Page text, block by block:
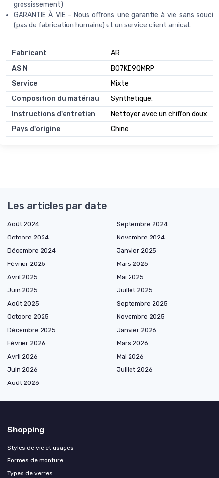
grossissement)
GARANTIE À VIE - Nous offrons une garantie à vie sans souci
(pas de fabrication humaine) et un service client amical.
Fabricant
AR
ASIN
B07KD9QMRP
Service
Mixte
Composition du matériau
Synthétique.
Instructions d'entretien
Nettoyer avec un chiffon doux
Pays d'origine
Chine
Les articles par date
Août 2024
Septembre 2024
Octobre 2024
Novembre 2024
Décembre 2024
Janvier 2025
Février 2025
Mars 2025
Avril 2025
Mai 2025
Juin 2025
Juillet 2025
Août 2025
Septembre 2025
Octobre 2025
Novembre 2025
Décembre 2025
Janvier 2026
Février 2026
Mars 2026
Avril 2026
Mai 2026
Juin 2026
Juillet 2026
Août 2026
Shopping
Styles de vie et usages
Formes de monture
Types de verres